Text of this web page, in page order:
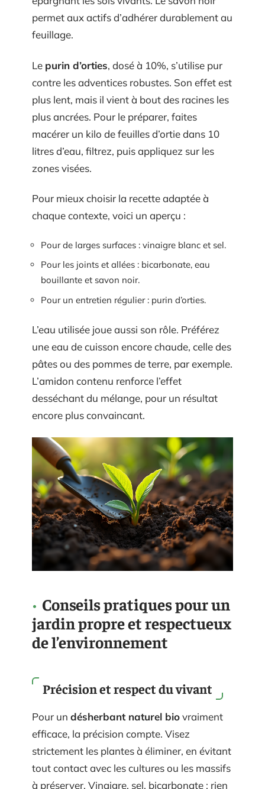
permet aux actifs d’adhérer durablement au
feuillage.
Le purin d’orties, dosé à 10%, s’utilise pur
contre les adventices robustes. Son effet est
plus lent, mais il vient à bout des racines les
plus ancrées. Pour le préparer, faites
macérer un kilo de feuilles d’ortie dans 10
litres d’eau, filtrez, puis appliquez sur les
zones visées.
Pour mieux choisir la recette adaptée à
chaque contexte, voici un aperçu :
Pour de larges surfaces : vinaigre blanc et sel.
Pour les joints et allées : bicarbonate, eau
bouillante et savon noir.
Pour un entretien régulier : purin d’orties.
L’eau utilisée joue aussi son rôle. Préférez
une eau de cuisson encore chaude, celle des
pâtes ou des pommes de terre, par exemple.
L’amidon contenu renforce l’effet
desséchant du mélange, pour un résultat
encore plus convaincant.
Conseils pratiques pour un
jardin propre et respectueux
de l’environnement
Précision et respect du vivant
Pour un désherbant naturel biovraiment
efficace, la précision compte. Visez
strictement les plantes à éliminer, en évitant
tout contact avec les cultures ou les massifs
à préserver. Vinaigre, sel, bicarbonate : rien